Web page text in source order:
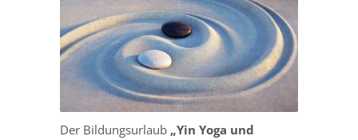
Der Bildungsurlaub „Yin Yoga und